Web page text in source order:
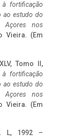
à fortificação
ao estudo do
Açores nos
Vieira. (Em
Tomo II,
à fortificação
ao estudo do
Açores nos
Vieira. (Em
L, 1992 –